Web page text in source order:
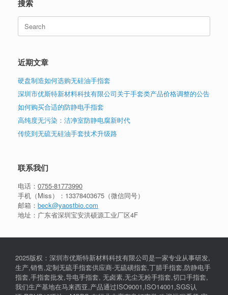
搜索
Search
for:
近期文章
硬盘制造如何选购无硅油手指套
深圳市优斯特新材料科技有限公司关于手套类产品价格调整的公告
如何购买合适的防静电手指套
高纯度无污染：洁净室防静电腐新时代
传统到无硫无硅油手套技术升级路
联系我们
电话： 0755-81773990
手机（Miss）： 13378403675 （微信同号）
邮箱： beck@yaostbio.com
地址：广东省深圳宝安洪硕源工业厂区4F
2025版权：深圳市优斯特新材料科技有限公司是一家专业从事研发,
生产,销售,定制无硫手指套供应商-无硫磺指套,丁腈手指套,防静电手
指套,手指套批发,导电手指套, 无卤素,无尘无粉手指套,切口手指套,
我们生产基地在马来西亚,产品通过ISO9001,ISO14001,SGS认